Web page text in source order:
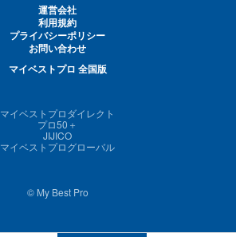
運営会社
利用規約
プライバシーポリシー
お問い合わせ
マイベストプロ 全国版
マイベストプロダイレクト
プロ50＋
JIJICO
マイベストプログローバル
© My Best Pro